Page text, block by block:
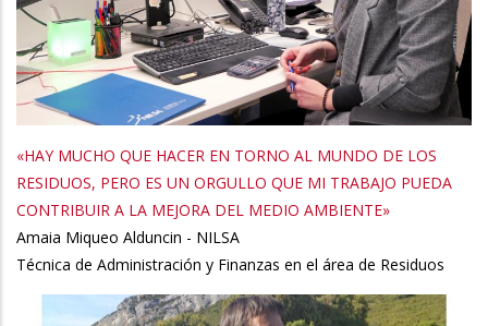
«HAY MUCHO QUE HACER EN TORNO AL MUNDO DE LOS
RESIDUOS, PERO ES UN ORGULLO QUE MI TRABAJO PUEDA
CONTRIBUIR A LA MEJORA DEL MEDIO AMBIENTE»
Amaia Miqueo Alduncin - NILSA
Técnica de Administración y Finanzas en el área de Residuos